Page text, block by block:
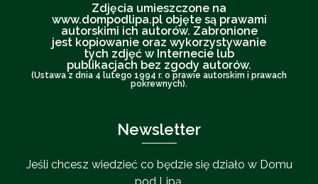
Zdjęcia umieszczone na
www.dompodlipa.pl objęte są prawami
autorskimi ich autorów. Zabronione
jest kopiowanie oraz wykorzystywanie
tych zdjęć w Internecie lub
publikacjach bez zgody autorów.
(Ustawa z dnia 4 lutego 1994 r. o prawie autorskim i prawach
pokrewnych).
Newsletter
Jeśli chcesz wiedzieć co będzie się działo w Domu
pod Lipą,